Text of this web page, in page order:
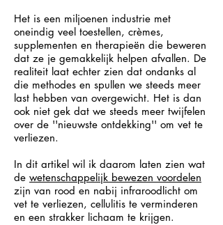
Het is een miljoenen industrie met
oneindig veel toestellen, crèmes,
supplementen en therapieën die beweren
dat ze je gemakkelijk helpen afvallen. De
realiteit laat echter zien dat ondanks al
die methodes en spullen we steeds meer
last hebben van overgewicht. Het is dan
ook niet gek dat we steeds meer twijfelen
over de ''nieuwste ontdekking'' om vet te
verliezen.
In dit artikel wil ik daarom laten zien wat
de wetenschappelijk bewezen voordelen
zijn van rood en nabij infraroodlicht om
vet te verliezen, cellulitis te verminderen
en een strakker lichaam te krijgen.